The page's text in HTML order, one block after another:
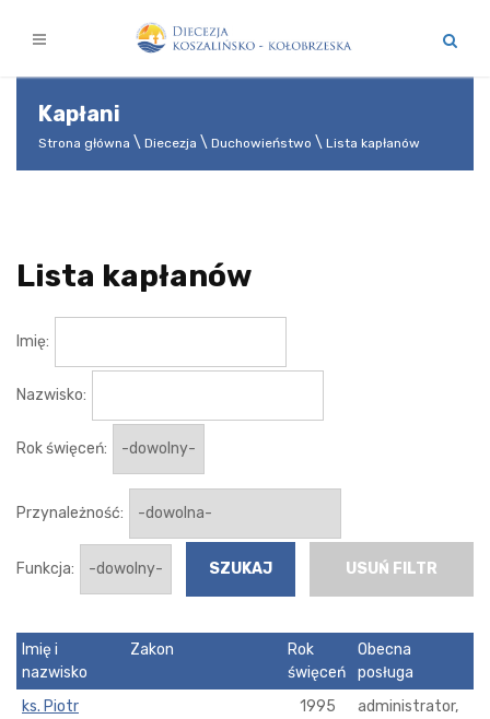
Kapłani
Strona główna Diecezja Duchowieństwo Lista kapłanów
Lista kapłanów
Imię:
Nazwisko:
Rok święceń:
Przynależność:
Funkcja: USUŃ FILTR
Imię i
nazwisko
Zakon
Rok
święceń
Obecna
posługa
ks. Piotr
1995
administrator,